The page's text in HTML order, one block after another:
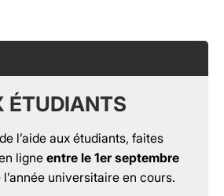
ÉTUDIANTS
l’aide aux étudiants, faites
ligne entre le 1er septembre
l’année universitaire en cours.